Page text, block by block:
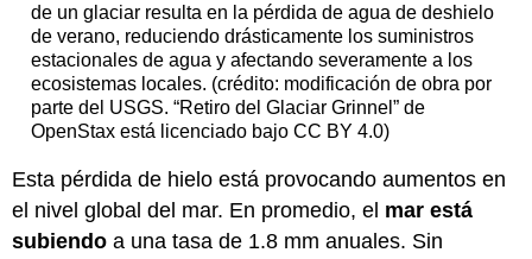
de un glaciar resulta en la pérdida de agua de deshielo
de verano, reduciendo drásticamente los suministros
estacionales de agua y afectando severamente a los
ecosistemas locales. (crédito: modificación de obra por
parte del USGS. “Retiro del Glaciar Grinnel” de
OpenStax está licenciado bajo CC BY 4.0)
Esta pérdida de hielo está provocando aumentos en
el nivel global del mar. En promedio, el mar está
subiendo a una tasa de 1.8 mm anuales. Sin